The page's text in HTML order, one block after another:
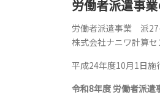
労働者派遣事
労働者派遣事業 派
株式会社ナニワ計算セ
平成24年度10月1日施
令和8年度 労働者派遣